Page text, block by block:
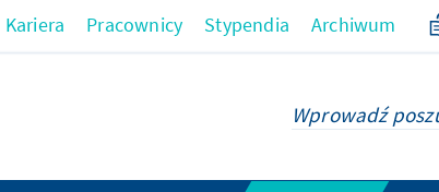
Kariera Pracownicy Stypendia Archiwum